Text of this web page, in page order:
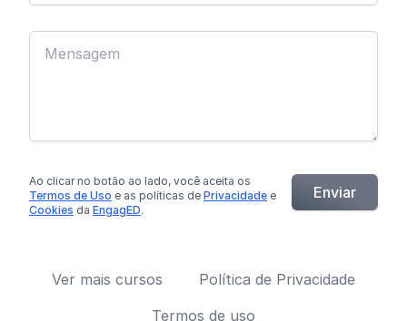
Ao clicar no botão ao lado, você aceita os
Termos de Uso e as políticas de Privacidade e
Cookies da EngagED.
Enviar
Ver mais cursos
Política de Privacidade
Termos de uso